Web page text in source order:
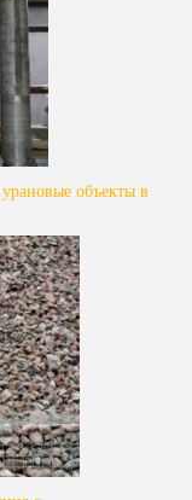
объекты в